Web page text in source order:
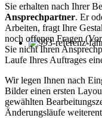
Sie erhalten nach Ihrer
Ansprechpartner. Er
Arbeiten, fragt Ihre
noch offenen Fragen
Sie nicht Ihren
Laufe Ihres Auftrages
Wir legen Ihnen nach
Bilder einen ersten
gewählten
Änderungsläufe